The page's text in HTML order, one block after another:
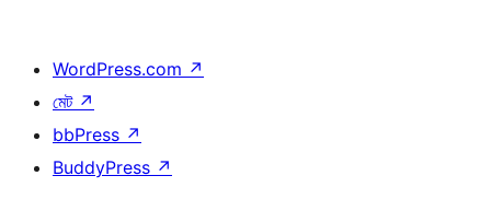
WordPress.com ↗
মেট ↗
bbPress ↗
BuddyPress ↗